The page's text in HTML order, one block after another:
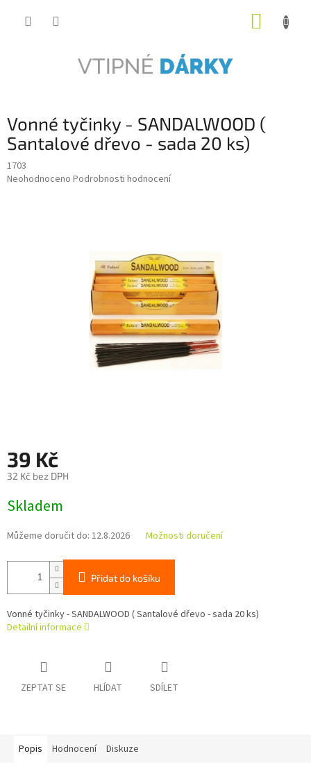
Vonné tyčinky - SANDALWOOD (
Santalové dřevo - sada 20 ks)
1703
Průměrné
Neohodnoceno Podrobnosti hodnocení
39 Kč
32 Kč bez DPH
cena:
Skladem
Můžeme doručit do: 12.8.2026 Možnosti doručení
Přidat do košíku
Vonné tyčinky - SANDALWOOD ( Santalové dřevo - sada 20 ks)
Detailní informace
ZEPTAT SE HLÍDAT SDÍLET
Popis Hodnocení Diskuze